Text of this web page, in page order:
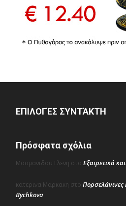
ΕΠΙΛΟΓΈΣ ΣΥΝΤΆΚΤΗ
Πρόσφατα σχόλια
Μασμανιδου Ελενη στο Εξαιρετικά
κατερινα Μαρκακη στο
Bychkova